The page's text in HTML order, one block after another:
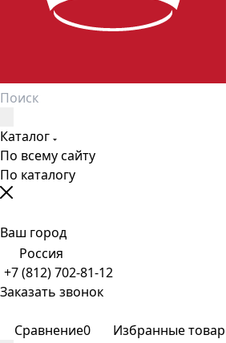
Каталог
По всему сайту
По каталогу
Ваш город
Россия
+7 (812) 702-81-12
Заказать звонок
Сравнение0 Избранные